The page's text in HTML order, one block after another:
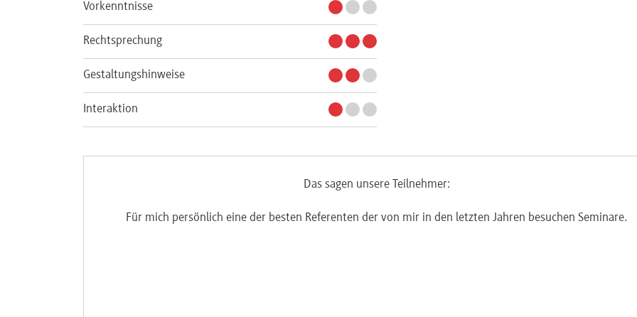
Vorkenntnisse
Rechtsprechung
Gestaltungshinweise
Interaktion
Das sagen unsere Teilnehmer:
Für mich persönlich eine der besten Referenten der von mir in den letzten Jahren besuchen Seminare.